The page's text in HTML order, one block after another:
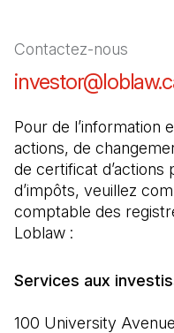
Contactez-nous
Pour de l’information
actions, de
de certificat d’actions
d’impôts, veuillez
comptable des
Loblaw :
100 University Avenue